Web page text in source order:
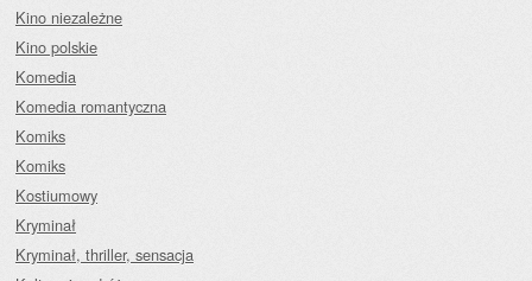
Kino niezależne
Kino polskie
Komedia
Komedia romantyczna
Komiks
Komiks
Kostiumowy
Kryminał
Kryminał, thriller, sensacja